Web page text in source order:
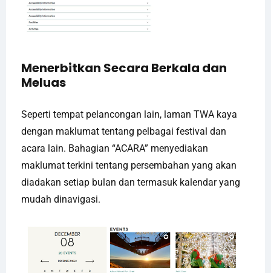
Menerbitkan Secara Berkala dan
Meluas
Seperti tempat pelancongan lain, laman TWA kaya
dengan maklumat tentang pelbagai festival dan
acara lain. Bahagian “ACARA” menyediakan
maklumat terkini tentang persembahan yang akan
diadakan setiap bulan dan termasuk kalendar yang
mudah dinavigasi.